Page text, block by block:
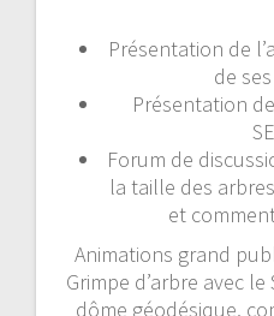
Présentation de
de
Présentation
Forum de
la taille des
et
Animations grand
Grimpe d’arbre avec
dôme géodésique,